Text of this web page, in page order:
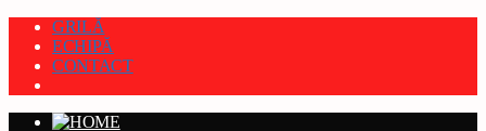
GRILĂ
ECHIPĂ
CONTACT